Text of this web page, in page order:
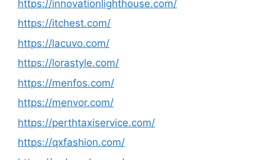
https://innovationlighthouse.com/
https://itchest.com/
https://lacuvo.com/
https://lorastyle.com/
https://menfos.com/
https://menvor.com/
https://perthtaxiservice.com/
https://qxfashion.com/